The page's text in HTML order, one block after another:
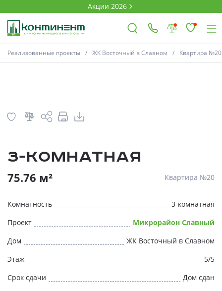
Акции 2026
Акции
Новости
Выбор недвижимости
Офис продаж
Работа
Реализованные проекты ЖК Восточный в Славном Квартира №20
3-комнатная
75.76 м² Квартира №20
Комнатность
3-комнатная
Проект
Микрорайон Славный
Дом
ЖК Восточный в Славном
Этаж
5/5
Срок сдачи
Дом сдан
План Комнатность
* Скидки предоставляются в